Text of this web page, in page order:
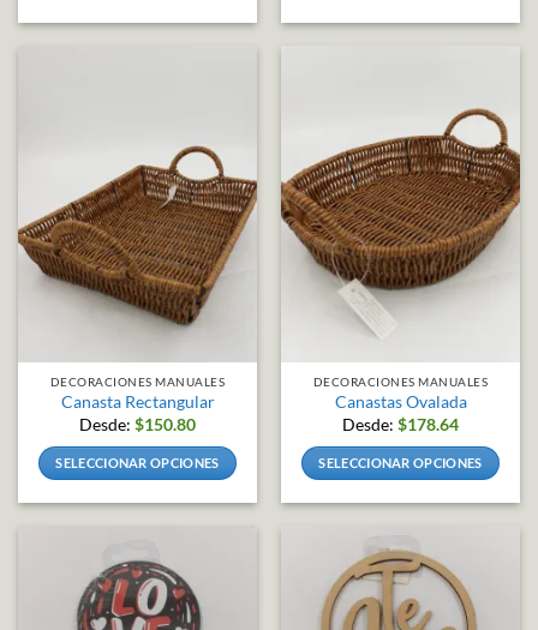
DECORACIONES MANUALES
Canasta Rectangular
Desde: $150.80
SELECCIONAR OPCIONES
múltiples
variantes.
Las
DECORACIONES MANUALES
Canastas Ovalada
Desde: $178.64
SELECCIONAR OPCIONES
múltiples
variantes.
Las